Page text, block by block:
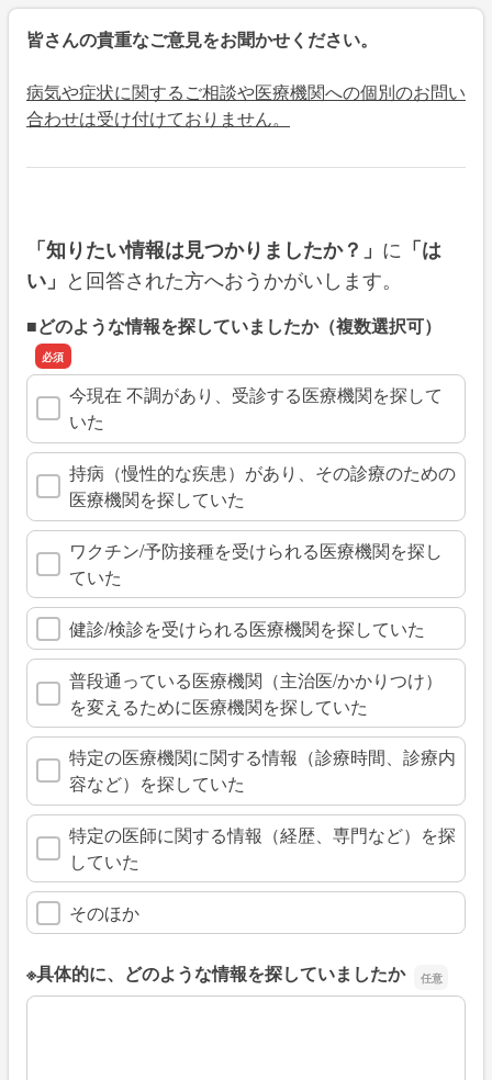
皆さんの貴重なご意見をお聞かせください。
病気や症状に関するご相談や医療機関への個別のお問い
合わせは受け付けておりません。
「知りたい情報は見つかりましたか？」 に 「は
い」 と回答された方へおうかがいします。
■どのような情報を探していましたか（複数選択可）
今現在 不調があり、受診する医療機関を探して
いた
持病（慢性的な疾患）があり、その診療のための
医療機関を探していた
ワクチン/予防接種を受けられる医療機関を探し
ていた
健診/検診を受けられる医療機関を探していた
普段通っている医療機関（主治医/かかりつけ）
を変えるために医療機関を探していた
特定の医療機関に関する情報（診療時間、診療内
容など）を探していた
特定の医師に関する情報（経歴、専門など）を探
していた
そのほか
※具体的に、どのような情報を探していましたか
※具体的に、どのような情報を探していましたか